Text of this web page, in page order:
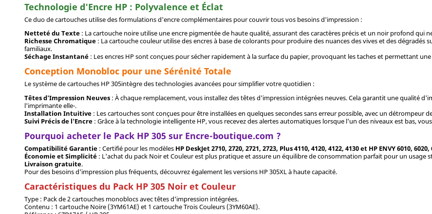
Technologie d'Encre HP : Polyvalence et Éclat
Ce duo de cartouches utilise des formulations d'encre complémentaires pour couvrir tous vos besoins d'impression :
Netteté du Texte : La cartouche noire utilise une encre pigmentée de haute qualité, assurant des caractères précis et un noir profond qui
Richesse Chromatique : La cartouche couleur utilise des encres à base de colorants pour produire des nuances des vives et des
familiaux.
Séchage Instantané : Les encres HP sont conçues pour sécher rapidement à la surface du papier, provoquant les taches et permettant
Conception Monobloc pour une Sérénité Totale
Le système de cartouches HP 305intègre des technologies avancées pour simplifier votre quotidien :
Têtes d'Impression Neuves : À chaque remplacement, vous installez des têtes d'impression intégrées neuves. Cela garantit une qualité
l'imprimante elle-.
Installation Intuitive : Les cartouches sont conçues pour être installées en quelques secondes sans erreur possible, avec un détrompeur
Suivi Précis de l'Encre : Grâce à la technologie intelligente HP, vous recevez des alertes automatiques lorsque l'un des niveaux est bas,
Pourquoi acheter le Pack HP 305 sur Encre-boutique.com ?
Compatibilité Garantie : Certifié pour les modèles HP DeskJet 2710, 2720, 2721, 2723, Plus 4110, 4120, 4122, 4130 et HP ENVY 6010,
Économie et Simplicité : L'achat du pack Noir et Couleur est plus pratique et assure un équilibre de consommation parfait pour un usage
Livraison gratuite.
Pour des besoins d'impression plus fréquents, découvrez également les versions HP 305XL à haute capacité.
Caractéristiques du Pack HP 305 Noir et Couleur
Type : Pack de 2 cartouches monoblocs avec têtes d'impression intégrées.
Contenu : 1 cartouche Noire (3YM61AE) et 1 cartouche Trois Couleurs (3YM60AE).